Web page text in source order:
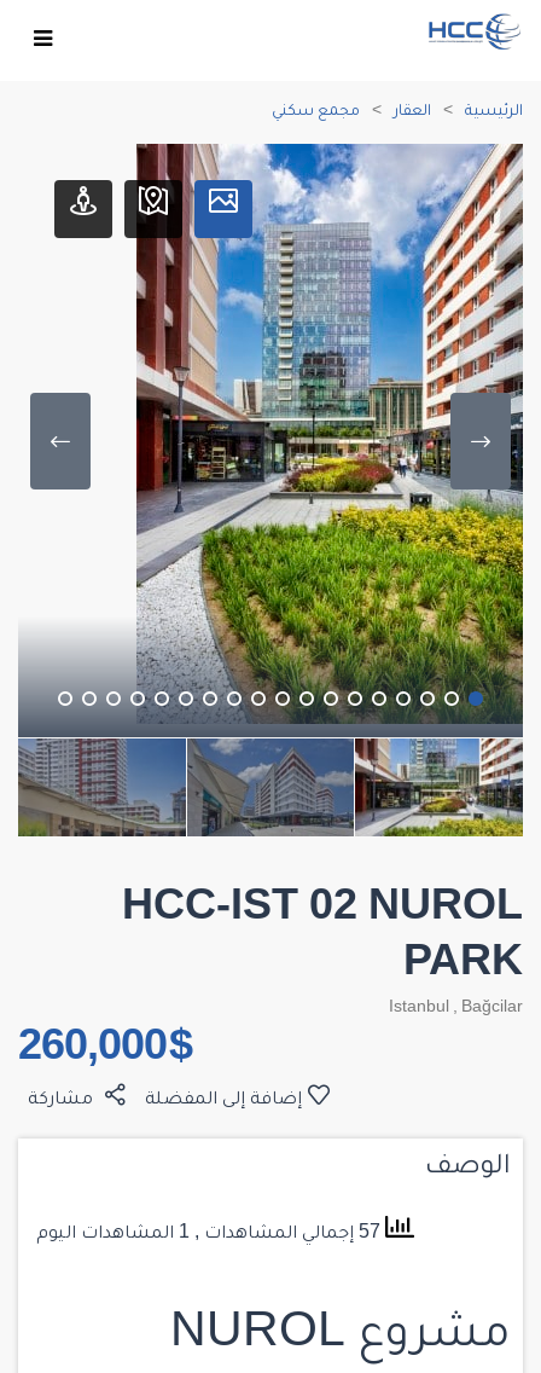
الرئيسية العقار مجمع سكني
HCC-IST 02 NUROL
PARK
Istanbul , Bağcilar
$ 260,000
مشاركة إضافة إلى المفضلة
الوصف
, 1 المشاهدات اليوم
مشروع NUROL